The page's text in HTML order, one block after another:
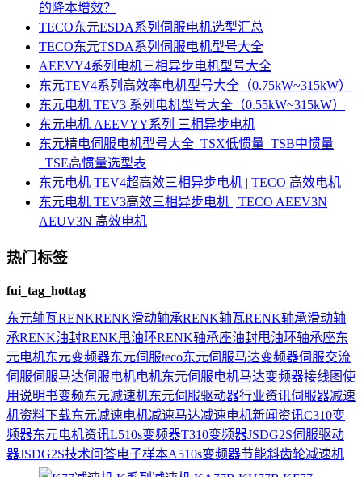
的降本增效？
TECO东元ESDA系列伺服电机选型汇总
TECO东元TSDA系列伺服电机型号大全
AEEVY4系列电机三相异步电机型号大全
东元TEV4系列高效率电机型号大全（0.75kW~315kW）
东元电机 TEV3 系列电机型号大全（0.55kW~315kW）
东元电机 AEEVYY系列 三相异步电机
东元精电伺服电机型号大全_TSX低惯量_TSB中惯量
_TSE高惯量选型表
东元电机 TEV4超高效三相异步电机 | TECO 高效电机
东元电机 TEV3高效三相异步电机 | TECO AEEV3N
AEUV3N 高效电机
热门标签
fui_tag_hottag
东元轴瓦RENKRENK滑动轴承RENK轴瓦RENK轴承滑动轴
承RENK油封RENK甩油环RENK轴承座油封甩油环轴承座东
元电机东元变频器东元伺服teco东元伺服马达变频器伺服交流
伺服伺服马达伺服电机电机东元伺服电机马达变频器接线图使
用说明书变频东元减速机东元伺服驱动器行业资讯伺服器减速
机资料下载东元减速电机减速马达减速电机新闻资讯C310变
频器东元电机资讯L510s变频器T310变频器JSDG2S伺服驱动
器JSDG2S技术问答电子样本A510s变频器节能斜齿轮减速机